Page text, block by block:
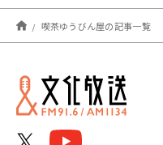
2025年03月
2025年02月
2025年01月
喫茶ゆうびん屋の記事一覧